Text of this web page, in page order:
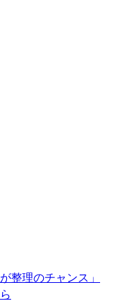
整理のチャンス」